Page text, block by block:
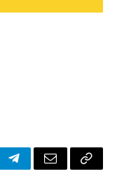
TelegramEmail Copy